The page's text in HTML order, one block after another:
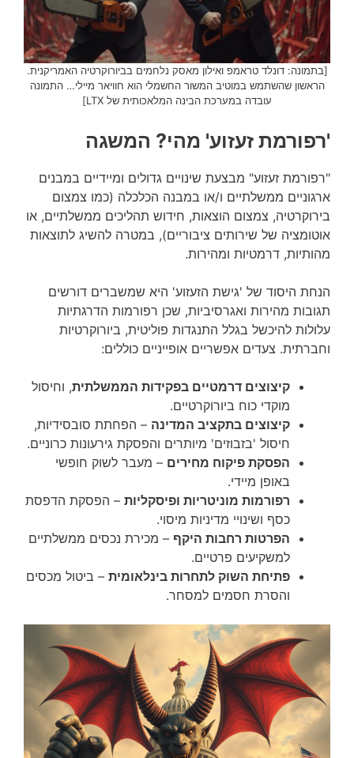
[בתמונה: דונלד טראמפ ואילון מאסק נלחמים בביורוקרטיה האמריקנית.
הראשון שהשתמש במוטיב המשור החשמלי הוא חוויאר מיילי… התמונה
עובדה במערכת הבינה המלאכותית של LTX]
'רפורמת זעזוע' מהי? המשגה
"רפורמת זעזוע" מבצעת שינויים גדולים ומיידיים במבנים
ארגוניים ממשלתיים ו/או במבנה הכלכלה (כמו צמצום
בירוקרטיה, צמצום הוצאות, חידוש תהליכים ממשלתיים, או
אוטומציה של שירותים ציבוריים), במטרה להשיג לתוצאות
מהותיות, דרמטיות ומהירות.
הנחת היסוד של 'גישת הזעזוע' היא שמשברים דורשים
תגובות מהירות ואגרסיביות, שכן רפורמות הדרגתיות
עלולות להיכשל בגלל התנגדות פוליטית, ביורוקרטיות
וחברתית. צעדים אפשריים אופייניים כוללים:
קיצוצים דרמטיים בפקידות הממשלתית, וחיסול
מוקדי כוח ביורוקרטיים.
קיצוצים בתקציב המדינה – הפחתת סובסידיות,
חיסול 'בזבוזים' מיותרים והפסקת גירעונות כרוניים.
הפסקת פיקוח מחירים – מעבר לשוק חופשי
באופן מיידי.
רפורמות מוניטריות ופיסקליות – הפסקת הדפסת
כסף ושינויי מדיניות מיסוי.
הפרטות רחבות היקף – מכירת נכסים ממשלתיים
למשקיעים פרטיים.
פתיחת השוק לתחרות בינלאומית – ביטול מכסים
והסרת חסמים למסחר.